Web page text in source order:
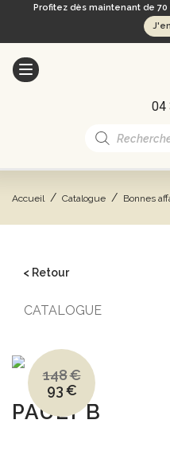
Profitez dès maintenant de
04
Recherche
de
Accueil / Catalogue / Bonnes
< Retour
CATALOGUE
PAULY B
148€
Le
prix
initial
était :
93€
Le
prix
actuel
est :